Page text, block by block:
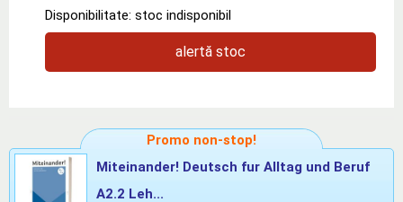
Disponibilitate: stoc indisponibil
alertă stoc
Promo non-stop!
Miteinander! Deutsch fur Alltag und Beruf
A2.2 Leh...